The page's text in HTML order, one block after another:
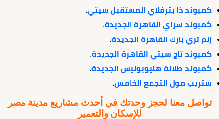
كمبوند ذا بترفلاي المستقبل سيتي.
كمبوند سراي القاهرة الجديدة.
إلم تري بارك القاهرة الجديدة.
كمبوند تاج سيتي القاهرة الجديدة.
كمبوند طلالة هليوبوليس الجديدة.
ستريب مول التجمع الخامس.
تواصل معنا لحجز وحدتك في أحدث مشاريع مدينة مصر
للإسكان والتعمير